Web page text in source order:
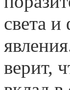
света
верит,